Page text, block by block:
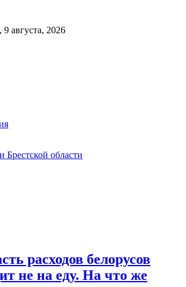
9 августа, 2026
области
расходов белорусов
не на еду. На что же